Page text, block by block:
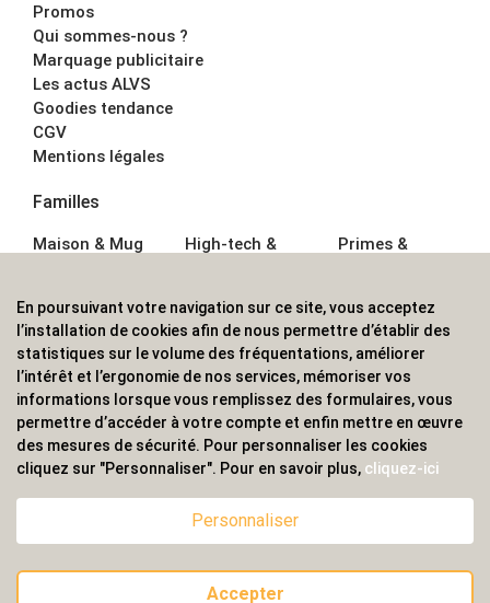
Promos
Qui sommes-nous ?
Marquage publicitaire
Les actus ALVS
Goodies tendance
CGV
Mentions légales
Familles
Maison & Mug
Écriture
Bagagerie sacs
High-tech &
Sport &
Outdoor
Enfant
Primes &
Boisson
Textile &
Casquette
Accessoires de
ALVS, fournisseur d'objets publicitaires, pour les
professionnels. Une implantation nationale, une
couverture internationale.
© 2020 ALVS
En poursuivant votre navigation sur ce site, vous acceptez
l’installation de cookies afin de nous permettre d’établir des
statistiques sur le volume des fréquentations, améliorer
l’intérêt et l’ergonomie de nos services, mémoriser vos
informations lorsque vous remplissez des formulaires, vous
permettre d’accéder à votre compte et enfin mettre en œuvre
des mesures de sécurité. Pour personnaliser les cookies
cliquez sur "Personnaliser". Pour en savoir plus, cliquez-ici
Personnaliser
Accepter